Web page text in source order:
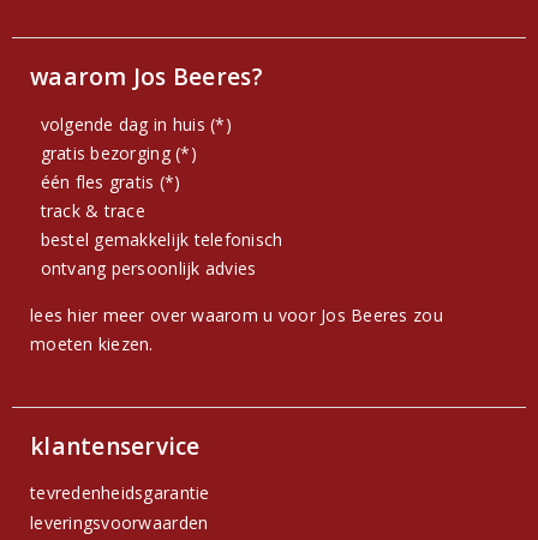
waarom Jos Beeres?
volgende dag in huis (*)
gratis bezorging (*)
één fles gratis (*)
track & trace
bestel gemakkelijk telefonisch
ontvang persoonlijk advies
lees hier meer over waarom u voor Jos Beeres zou
moeten kiezen.
klantenservice
tevredenheidsgarantie
leveringsvoorwaarden